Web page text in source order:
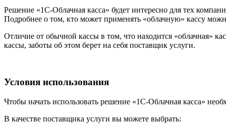
Решение «1С-Облачная касса» будет интересно для тех
Подробнее о том, кто может применять «облачную» кассу
Отличие от обычной кассы в том, что находится «облачная»
кассы, заботы об этом берет на себя поставщик услуги.
Условия использования
Чтобы начать использовать решение «1С-Облачная касса»
В качестве поставщика услуги вы можете выбрать: